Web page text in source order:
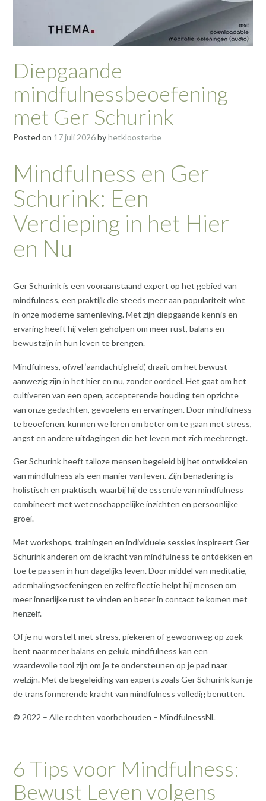
Diepgaande
mindfulnessbeoefening
met Ger Schurink
Posted on 17 juli 2026byhetkloosterbe
Mindfulness en Ger
Schurink: Een
Verdieping in het Hier
en Nu
Ger Schurink is een vooraanstaand expert op het gebied van
mindfulness, een praktijk die steeds meer aan populariteit wint
in onze moderne samenleving. Met zijn diepgaande kennis en
ervaring heeft hij velen geholpen om meer rust, balans en
bewustzijn in hun leven te brengen.
Mindfulness, ofwel ‘aandachtigheid’, draait om het bewust
aanwezig zijn in het hier en nu, zonder oordeel. Het gaat om het
cultiveren van een open, accepterende houding ten opzichte
van onze gedachten, gevoelens en ervaringen. Door mindfulness
te beoefenen, kunnen we leren om beter om te gaan met stress,
angst en andere uitdagingen die het leven met zich meebrengt.
Ger Schurink heeft talloze mensen begeleid bij het ontwikkelen
van mindfulness als een manier van leven. Zijn benadering is
holistisch en praktisch, waarbij hij de essentie van mindfulness
combineert met wetenschappelijke inzichten en persoonlijke
groei.
Met workshops, trainingen en individuele sessies inspireert Ger
Schurink anderen om de kracht van mindfulness te ontdekken en
toe te passen in hun dagelijks leven. Door middel van meditatie,
ademhalingsoefeningen en zelfreflectie helpt hij mensen om
meer innerlijke rust te vinden en beter in contact te komen met
henzelf.
Of je nu worstelt met stress, piekeren of gewoonweg op zoek
bent naar meer balans en geluk, mindfulness kan een
waardevolle tool zijn om je te ondersteunen op je pad naar
welzijn. Met de begeleiding van experts zoals Ger Schurink kun je
de transformerende kracht van mindfulness volledig benutten.
© 2022 – Alle rechten voorbehouden – MindfulnessNL
6 Tips voor Mindfulness:
Bewust Leven volgens